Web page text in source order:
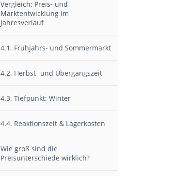
Vergleich: Preis‐ und
Marktentwicklung im
Jahresverlauf
4.1. Frühjahrs‐ und Sommermarkt
4.2. Herbst- und Übergangszeit
4.3. Tiefpunkt: Winter
4.4. Reaktionszeit & Lagerkosten
Wie groß sind die
Preisunterschiede wirklich?